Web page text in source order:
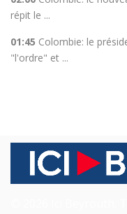
répit le ...
01:45 Colombie: le
"l'ordre" et ...